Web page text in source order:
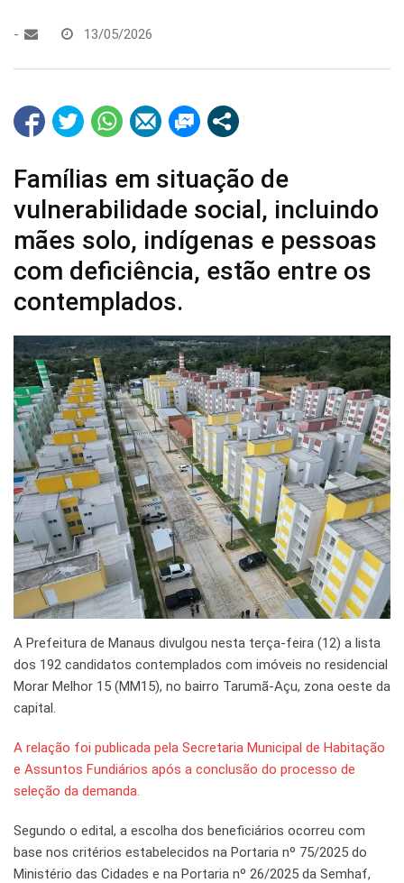
- 13/05/2026
Famílias em situação de
vulnerabilidade social, incluindo
mães solo, indígenas e pessoas
com deficiência, estão entre os
contemplados.
A Prefeitura de Manaus divulgou nesta terça-feira (12) a lista
dos 192 candidatos contemplados com imóveis no residencial
Morar Melhor 15 (MM15), no bairro Tarumã-Açu, zona oeste da
capital.
A relação foi publicada pela Secretaria Municipal de Habitação
e Assuntos Fundiários após a conclusão do processo de
seleção da demanda.
Segundo o edital, a escolha dos beneficiários ocorreu com
base nos critérios estabelecidos na Portaria nº 75/2025 do
Ministério das Cidades e na Portaria nº 26/2025 da Semhaf,